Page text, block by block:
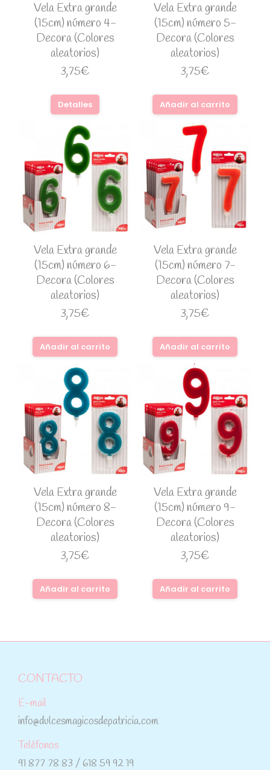
Vela Extra grande
(15cm) número 4-
Decora (Colores
aleatorios)
3,75€
Detalles
Vela Extra grande
(15cm) número 5-
Decora (Colores
aleatorios)
3,75€
Añadir al carrito
Vela Extra grande
(15cm) número 6-
Decora (Colores
aleatorios)
3,75€
Añadir al carrito
Vela Extra grande
(15cm) número 7-
Decora (Colores
aleatorios)
3,75€
Añadir al carrito
Vela Extra grande
(15cm) número 8-
Decora (Colores
aleatorios)
3,75€
Añadir al carrito
Vela Extra grande
(15cm) número 9-
Decora (Colores
aleatorios)
3,75€
Añadir al carrito
CONTACTO
E-mail
info@dulcesmagicosdepatricia.com
Teléfonos
91 877 78 83 / 618 59 92 19